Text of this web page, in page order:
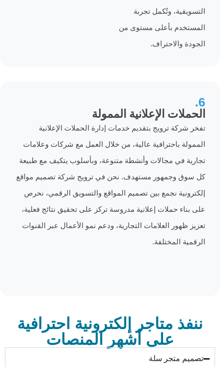
وتُكمل تجربة
بأعلى مستوى من
الإعلانية الممولة
ترويج بتقديم خدمات إدارة الحملات الإعلانية
باحترافية عالية، من خلال العمل مع شركات وعلامات
مجالات وأنشطة متنوعة، وبأسلوب يتكيف مع طبيعة
وجمهور مستهدف. نحن في ترويج شركة تصميم مواقع
نجمع بين تصميم المواقع والتسويق الرقمي، نحرص
حملات إعلانية مدروسة تركز على تحقيق نتائج فعلية،
العلامات التجارية، ودعم نمو الأعمال عبر القنوات
المختلفة.
متاجر إلكترونية احترافية
على أشهر المنصات
متجر سلة